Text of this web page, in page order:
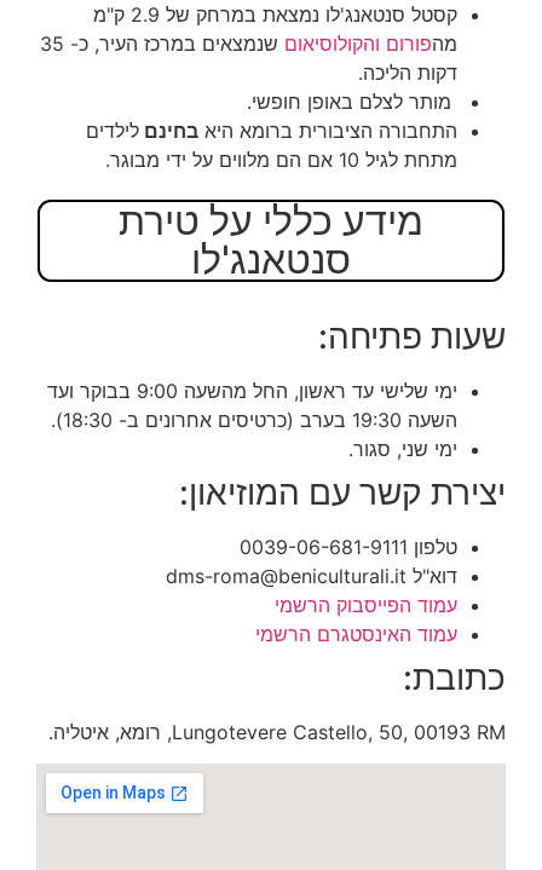
קסטל סנטאנג'לו נמצאת במרחק של 2.9 ק"מ
מהפורום והקולוסיאום שנמצאים במרכז העיר
, כ- 35
דקות הליכה.
מותר לצלם באופן חופשי.
התחבורה הציבורית ברומא היא בחינם לילדים
מתחת לגיל 10 אם הם מלווים על ידי מבוגר.
מידע כללי על טירת
סנטאנג'לו
שעות פתיחה:
ימי שלישי עד ראשון, החל מהשעה 9:00 בבוקר ועד
השעה 19:30 בערב (כרטיסים אחרונים ב- 18:30).
ימי שני, סגור.
יצירת קשר עם המוזיאון:
טלפון 0039-06-681-9111
דוא"ל dms-roma@beniculturali.it
עמוד הפייסבוק הרשמי
עמוד האינסטגרם הרשמי
כתובת:
Lungotevere Castello, 50, 00193 RM, רומא, איטליה.